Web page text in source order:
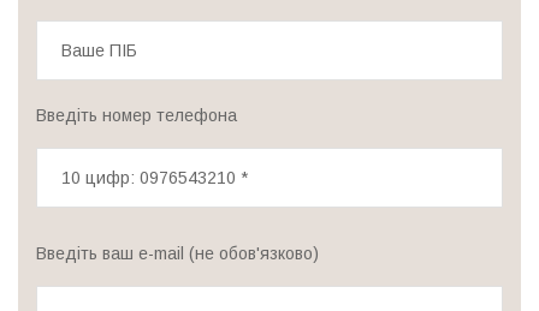
Введіть номер телефона
Введіть ваш e-mail (не обов'язково)